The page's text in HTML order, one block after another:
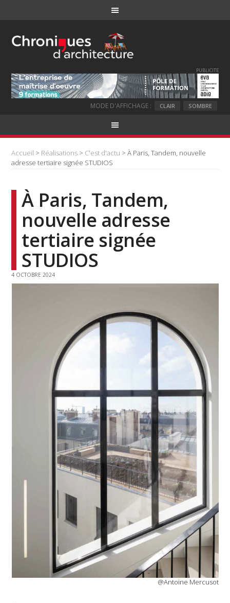
PUBLICITE
MODE D'AFFICHAGE : CLAIR SOMBRE
Accueil > Réalisations > C'est d'actu > À Paris, Tandem, nouvelle
adresse tertiaire signée STUDIOS
À Paris, Tandem,
nouvelle adresse
tertiaire signée
STUDIOS
4 OCTOBRE 2024
@Antoine Mercusot